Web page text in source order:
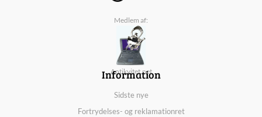
Medlem af:
Antikvitet.net
Information
Sidste nye
Fortrydelses- og reklamationret